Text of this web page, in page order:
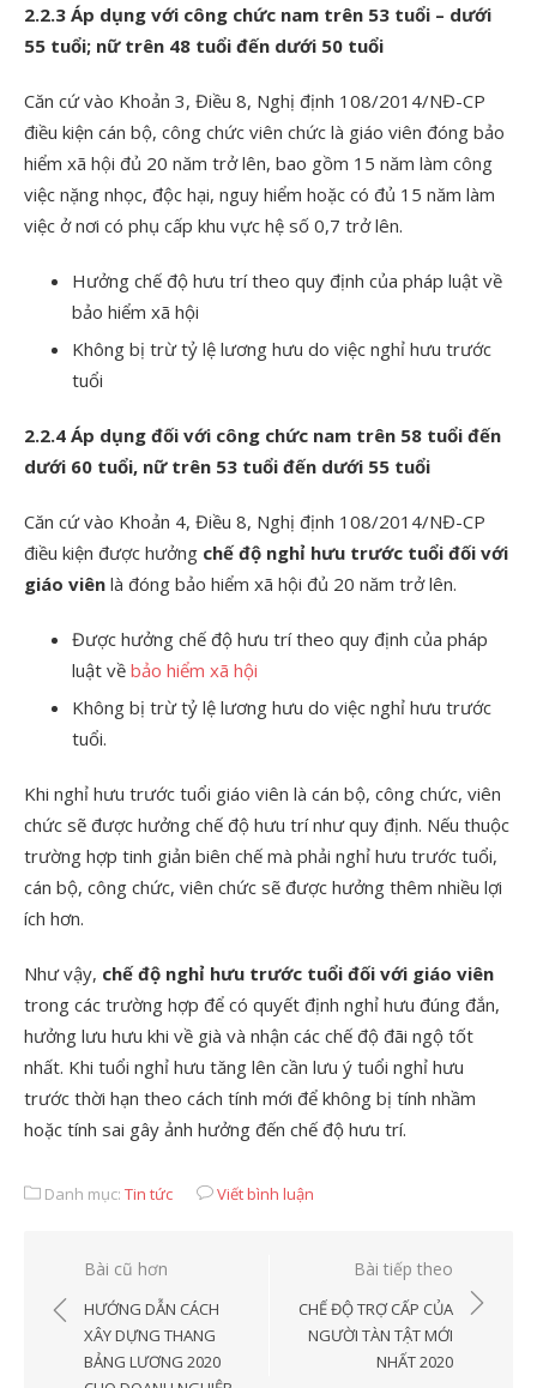
2.2.3 Áp dụng với công chức nam trên 53 tuổi – dưới
55 tuổi; nữ trên 48 tuổi đến dưới 50 tuổi
Căn cứ vào Khoản 3, Điều 8, Nghị định 108/2014/NĐ-CP
điều kiện cán bộ, công chức viên chức là giáo viên đóng bảo
hiểm xã hội đủ 20 năm trở lên, bao gồm 15 năm làm công
việc nặng nhọc, độc hại, nguy hiểm hoặc có đủ 15 năm làm
việc ở nơi có phụ cấp khu vực hệ số 0,7 trở lên.
Hưởng chế độ hưu trí theo quy định của pháp luật về
bảo hiểm xã hội
Không bị trừ tỷ lệ lương hưu do việc nghỉ hưu trước
tuổi
2.2.4 Áp dụng đối với công chức nam trên 58 tuổi đến
dưới 60 tuổi, nữ trên 53 tuổi đến dưới 55 tuổi
Căn cứ vào Khoản 4, Điều 8, Nghị định 108/2014/NĐ-CP
điều kiện được hưởng chế độ nghỉ hưu trước tuổi đối với
giáo viên là đóng bảo hiểm xã hội đủ 20 năm trở lên.
Được hưởng chế độ hưu trí theo quy định của pháp
luật về bảo hiểm xã hội
Không bị trừ tỷ lệ lương hưu do việc nghỉ hưu trước
tuổi.
Khi nghỉ hưu trước tuổi giáo viên là cán bộ, công chức, viên
chức sẽ được hưởng chế độ hưu trí như quy định. Nếu thuộc
trường hợp tinh giản biên chế mà phải nghỉ hưu trước tuổi,
cán bộ, công chức, viên chức sẽ được hưởng thêm nhiều lợi
ích hơn.
Như vậy, chế độ nghỉ hưu trước tuổi đối với giáo viên
trong các trường hợp để có quyết định nghỉ hưu đúng đắn,
hưởng lưu hưu khi về già và nhận các chế độ đãi ngộ tốt
nhất. Khi tuổi nghỉ hưu tăng lên cần lưu ý tuổi nghỉ hưu
trước thời hạn theo cách tính mới để không bị tính nhầm
hoặc tính sai gây ảnh hưởng đến chế độ hưu trí.
Danh mục: Tin tức Viết bình luận
Điều
hướng
viết
Bài cũ hơn
HƯỚNG DẪN CÁCH
XÂY DỰNG THANG
BẢNG LƯƠNG 2020
Bài tiếp theo
CHẾ ĐỘ TRỢ CẤP CỦA
NGƯỜI TÀN TẬT MỚI
NHẤT 2020